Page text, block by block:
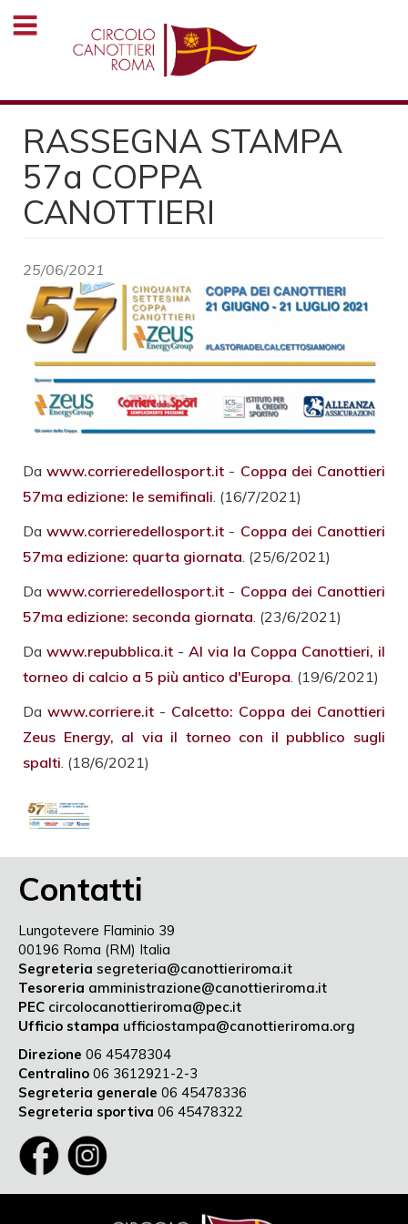
Salta
RASSEGNA STAMPA
57a COPPA
CANOTTIERI
25/06/2021
Dawww.corrieredellosport.it - Coppa dei Canottieri
57ma edizione: le semifinali . (16/7/2021)
Dawww.corrieredellosport.it - Coppa dei Canottieri
57ma edizione: quarta giornata . (25/6/2021)
Dawww.corrieredellosport.it - Coppa dei Canottieri
57ma edizione: seconda giornata . (23/6/2021)
Da www.repubblica.it - Al via la Coppa Canottieri, il
torneo di calcio a 5 più antico d'Europa . (19/6/2021)
Da www.corriere.it - Calcetto: Coppa dei Canottieri
Zeus Energy, al via il torneo con il pubblico sugli
spalti . (18/6/2021)
Contatti
Lungotevere Flaminio 39
00196 Roma (RM) Italia
Segreteria segreteria@canottieriroma.it
Tesoreria amministrazione@canottieriroma.it
PEC circolocanottieriroma@pec.it
Ufficio stampa ufficiostampa@canottieriroma.org
Direzione 06 45478304
Centralino 06 3612921-2-3
Segreteria generale 06 45478336
Segreteria sportiva 06 45478322